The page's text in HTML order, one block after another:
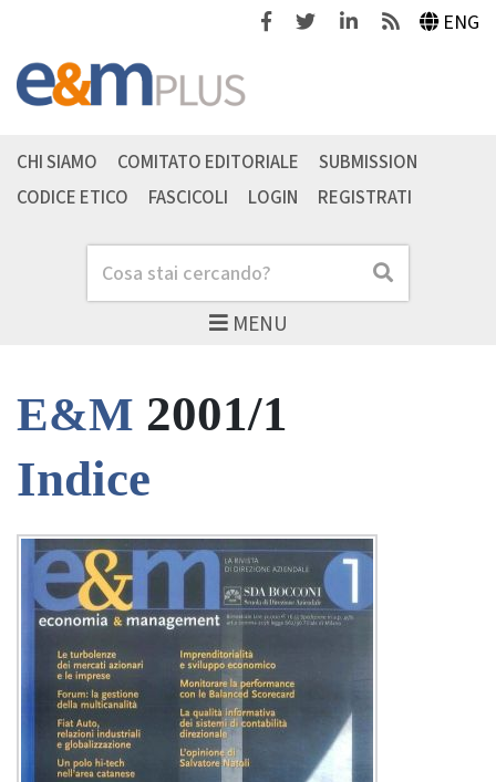
FacebookTwitterLinkedinFeeds ENG
MENU
Cerca Cerca
CHI SIAMO COMITATO EDITORIALE
SUBMISSION
CODICE ETICO
FASCICOLI LOGIN REGISTRATI
E&M 2001/1
Indice